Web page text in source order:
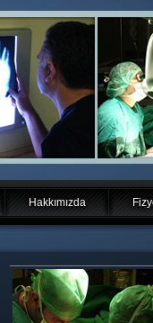
Hakkımızda